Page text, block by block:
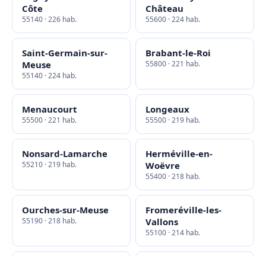
Côte
55140 · 226 hab.
Château
55600 · 224 hab.
Saint-Germain-sur-
Meuse
55140 · 224 hab.
Brabant-le-Roi
55800 · 221 hab.
Menaucourt
55500 · 221 hab.
Longeaux
55500 · 219 hab.
Nonsard-Lamarche
55210 · 219 hab.
Herméville-en-
Woëvre
55400 · 218 hab.
Ourches-sur-Meuse
55190 · 218 hab.
Fromeréville-les-
Vallons
55100 · 214 hab.